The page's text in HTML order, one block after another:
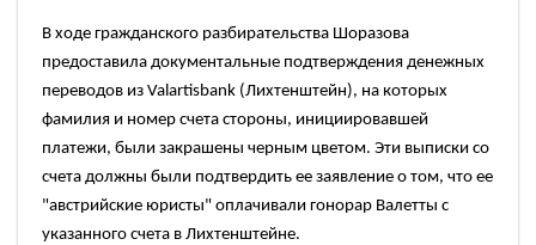
В ходе гражданского разбирательства Шоразова
предоставила документальные подтверждения денежных
переводов из Valartisbank (Лихтенштейн), на которых
фамилия и номер счета стороны, инициировавшей
платежи, были закрашены черным цветом. Эти выписки со
счета должны были подтвердить ее заявление о том, что ее
"австрийские юристы" оплачивали гонорар Валетты с
указанного счета в Лихтенштейне.